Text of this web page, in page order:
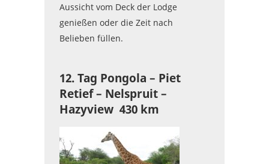
Aussicht vom Deck der Lodge
genießen oder die Zeit nach
Belieben füllen.
12. Tag Pongola – Piet
Retief – Nelspruit –
Hazyview 430 km